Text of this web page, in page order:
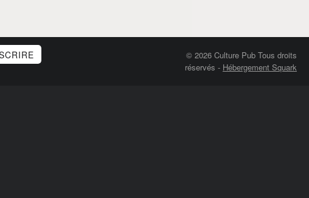
© 2026 Culture Pub Tous droits
réservés - Hébergement Squark